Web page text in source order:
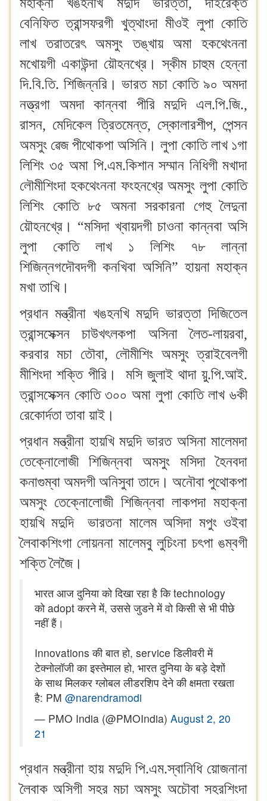
বেনিফিত ত্রান্সফরগী খুত্থাংদা মীওই লুপা কোতি
লাখ তরাতরেৎ অমসুং তঙ্খায় অমা হকথেংননা
মখোয়গী একাউন্দা য়ৌহনখ্রে। স্কীম চাহুম হেন্না
দি.বি.তি. শিজিন্নরি। ভারত মচা কোতি ৯০ অমদা
নত্ত্রগা অমদা কান্নবা পীরি মদুদি এল.পি.জি.,
রাসন, মেদিকেল ত্রিতমেন্ত, স্কোলারশীপ, পেন্সন
অমসুং ৱেজ পীথোকপা অসিনি। লুপা কোতি লাখ ১গা
লিশিং ৩৫ অমা পি.এম.কিশান সম্মান নিধিগী মখাদা
লৌমীশিংদা হকথেংননা ফংহনখ্রে অমসুং লুপা কোতি
লিশিং কোতি ৮৫ অমনা সরকারনা গেহু লৈদুনা
য়ৌহনখ্রে। “মসিদা খ্বায়দগী চাওনা কান্নবা অসি
লুপা কোতি লাখ ১ লিশিং ৭৮ লান্না
শিজিন্নগদৌবদগী কনখিবা অসিনি” হায়না মহাক্ন
মখা তাখি।
প্রধান মন্ত্রীনা খঙহনখি মদুদি ভারত্তা দিজিতেল
ত্রান্সসেক্সন চাউখৎলকপা অসিনা লৈত-লায়রবা,
করবার মচা তৌবা, লৌমীশিং অমসুং ত্রাইবেলগী
মীশিংদা শক্তি পীরি। মসি জুলাই থাদা য়ু.পি.আই.
ত্রান্সসেক্সন কোতি ৩০০ অমা লুপা কোতি লাখ ৬কী
রেকোর্দতা তাবা য়াই।
প্রধান মন্ত্রীনা হায়খি মদুদি ভারত অসিনা মালেমদা
তেক্নোলোজী শিজিন্নবা অমসুং মসিদা হৈনবদা
কনাগুম্বা অমদগী অনিসুবা তাদে। অনৌবা পুথোকপা
অমসুং তেক্নোলোজী শিজিন্নবা লাকপদা মহাক্না
হায়খি মদুদি ভারতনা মালেম অসিদা মপুং ওইবা
লৈবাকশিংগা লোয়ননা মালেমবু লুচিংনা চৎপা ঙম্বগী
শক্তি লৈজৈ।
भारत आज दुनिया को दिखा रहा है कि technology
को adopt करने में, उससे जुडने में वो किसी से भी पीछे
नहीं हैं।
Innovations की बात हो, service डिलीवरी में
टेक्नोलॉजी का इस्तेमाल हो, भारत दुनिया के बड़े देशों
के साथ मिलकर ग्लोबल लीडरशिप देने की क्षमता रखता
है: PM @narendramodi
— PMO India (@PMOIndia) August 2, 20
21
প্রধান মন্ত্রীনা হায় মদুদি পি.এম.স্বানিধি য়োজনানা
লৈবাক অসিগী সহর মচা অমসুং অচৌবা সহরশিংদা